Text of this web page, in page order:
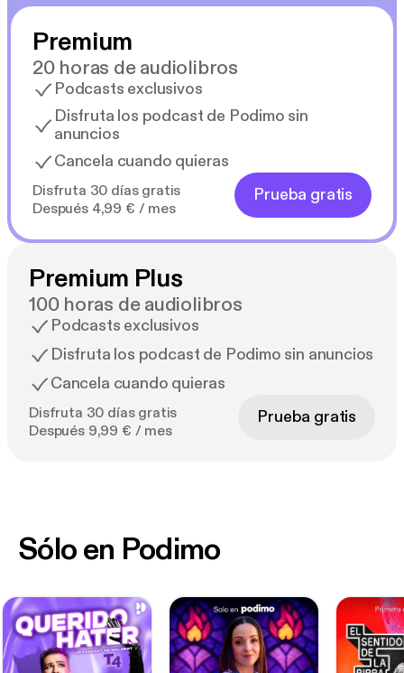
Premium
20 horas de audiolibros
Podcasts exclusivos
Disfruta los podcast de Podimo sin
anuncios
Cancela cuando quieras
Disfruta 30 días gratis
Después 4,99 € / mes
Prueba gratis
Premium Plus
100 horas de audiolibros
Podcasts exclusivos
Disfruta los podcast de Podimo sin anuncios
Cancela cuando quieras
Disfruta 30 días gratis
Después 9,99 € / mes
Prueba gratis
Sólo en Podimo